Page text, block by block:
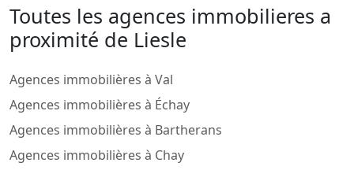
Toutes les agences immobilieres a
proximité de Liesle
Agences immobilières à Val
Agences immobilières à Échay
Agences immobilières à Bartherans
Agences immobilières à Chay